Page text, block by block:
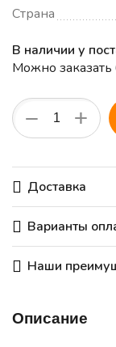
Страна
В наличии у
Можно заказать
+
−
Доставка
Варианты
Наши
Описание